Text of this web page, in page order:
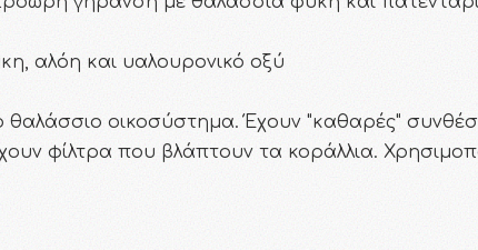
αλόη και υαλουρονικό οξύ
θαλάσσιο οικοσύστημα. Έχουν "καθαρές"
φίλτρα που βλάπτουν τα κοράλλια.